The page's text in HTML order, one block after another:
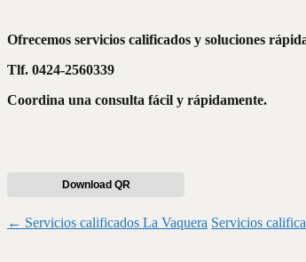
Ofrecemos servicios calificados y soluciones
Tlf. 0424-2560339
Coordina una consulta fácil y rápidamente.
Download QR
Navegación
← Servicios calificados La Vaquera Servicios